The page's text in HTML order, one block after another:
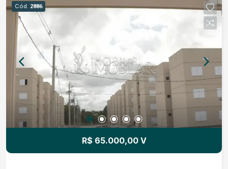
Cód. 2886
R$ 65.000,00 V